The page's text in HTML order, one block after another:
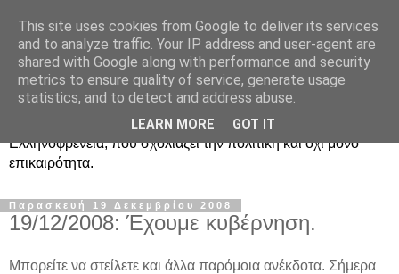
Ραδιοφωνική
Ελληνοφρένεια Unofficial
Η γνωστή ραδιοφωνική εκπομπή κατά κόσμον
Ελληνοφρένεια, που σχολιάζει την πολιτική και όχι μόνο
επικαιρότητα.
Παρασκευή 19 Δεκεμβρίου 2008
19/12/2008: Έχουμε κυβέρνηση.
Μπορείτε να στείλετε και άλλα παρόμοια ανέκδοτα. Σήμερα
This site uses cookies from Google to deliver its services
and to analyze traffic. Your IP address and user-agent are
shared with Google along with performance and security
metrics to ensure quality of service, generate usage
statistics, and to detect and address abuse.
LEARN MORE GOT IT